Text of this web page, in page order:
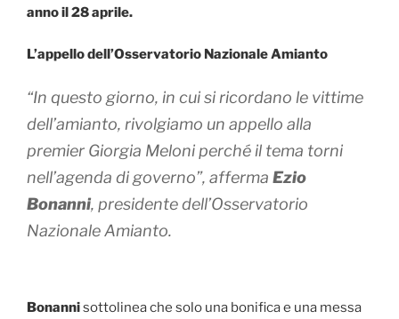
anno il 28 aprile.
L’appello dell’Osservatorio Nazionale Amianto
“In questo giorno, in cui si ricordano le vittime
dell’amianto, rivolgiamo un appello alla
premier Giorgia Meloni perché il tema torni
nell’agenda di governo”, afferma Ezio
Bonanni, presidente dell’Osservatorio
Nazionale Amianto.
Bonannisottolinea che solo una bonifica e una messa